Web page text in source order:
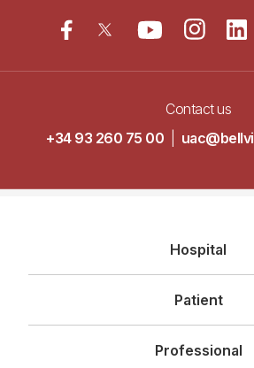
Contact us
+34 93 260 75 00
principal
Hospital
Patient
Professional